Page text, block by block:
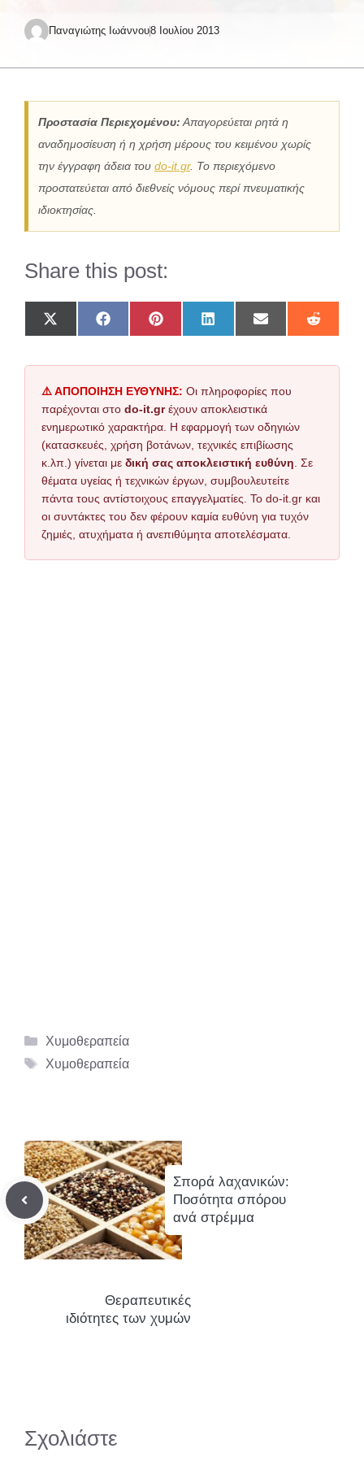
Παναγιώτης Ιωάννου8 Ιουλίου 2013
Προστασία Περιεχομένου: Απαγορεύεται ρητά η
αναδημοσίευση ή η χρήση μέρους του κειμένου χωρίς
την έγγραφη άδεια του do-it.gr. Το περιεχόμενο
προστατεύεται από διεθνείς νόμους περί πνευματικής
ιδιοκτησίας.
Share this post:
Share
on
(Twitter)
Share
on
Share
on
Share
on
Share
on
Share
on
⚠️ ΑΠΟΠΟΙΗΣΗ ΕΥΘΥΝΗΣ: Οι πληροφορίες που
παρέχονται στο do-it.grέχουν αποκλειστικά
ενημερωτικό χαρακτήρα. Η εφαρμογή των οδηγιών
(κατασκευές, χρήση βοτάνων, τεχνικές επιβίωσης
κ.λπ.) γίνεται με δική σας αποκλειστική ευθύνη . Σε
θέματα υγείας ή τεχνικών έργων, συμβουλευτείτε
πάντα τους αντίστοιχους επαγγελματίες. Το do-it.gr και
οι συντάκτες του δεν φέρουν καμία ευθύνη για τυχόν
ζημιές, ατυχήματα ή ανεπιθύμητα αποτελέσματα.
Κατηγορίες
Χυμοθεραπεία
Ετικέτες
Χυμοθεραπεία
Σπορά λαχανικών:
Ποσότητα σπόρου
ανά στρέμμα
Θεραπευτικές
ιδιότητες των χυμών
Σχολιάστε